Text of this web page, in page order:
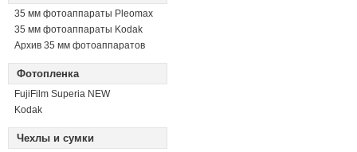
35 мм фотоаппараты Pleomax
35 мм фотоаппараты Kodak
Архив 35 мм фотоаппаратов
Фотопленка
FujiFilm Superia NEW
Kodak
Чехлы и сумки